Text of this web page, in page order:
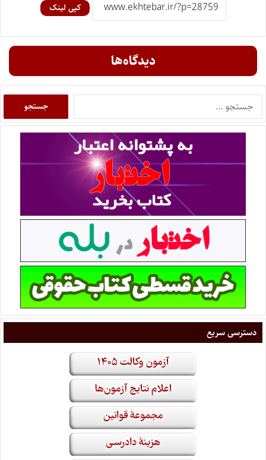
کپی لینک
دیدگاه‌ها
دسترسی سریع